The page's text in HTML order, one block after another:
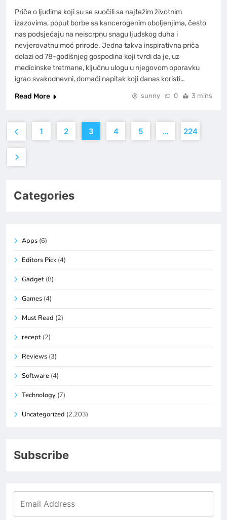
Priče o ljudima koji su se suočili sa najtežim životnim
izazovima, poput borbe sa kancerogenim oboljenjima, često
nas podsjećaju na neiscrpnu snagu ljudskog duha i
nevjerovatnu moć prirode. Jedna takva inspirativna priča
dolazi od 78-godišnjeg gospodina koji tvrdi da je, uz
medicinske tretmane, ključnu ulogu u njegovom oporavku
igrao svakodnevni, domaći napitak koji danas koristi…
Read More
sunny 0 3 mins
1 2 3 4 5 … 224
Categories
Apps (6)
Editors Pick (4)
Gadget (8)
Games (4)
Must Read (2)
recept (2)
Reviews (3)
Software (4)
Technology (7)
Uncategorized (2,203)
Subscribe